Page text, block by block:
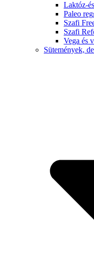
Laktóz-
Paleo
Szafi
Szafi
Vega és
Sütemények,